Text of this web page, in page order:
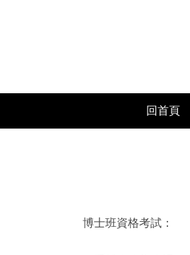
回首頁
博士班資格考試：